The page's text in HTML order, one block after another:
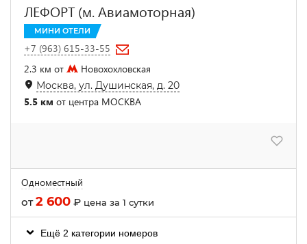
ЛЕФОРТ (м. Авиамоторная)
МИНИ ОТЕЛИ
+7 (963) 615-33-55
2.3 км от
Новохохловская
Москва, ул. Душинская, д. 20
5.5 км от центра МОСКВА
Одноместный
от2 600 ₽ цена за 1 сутки
Ещё 2 категории номеров